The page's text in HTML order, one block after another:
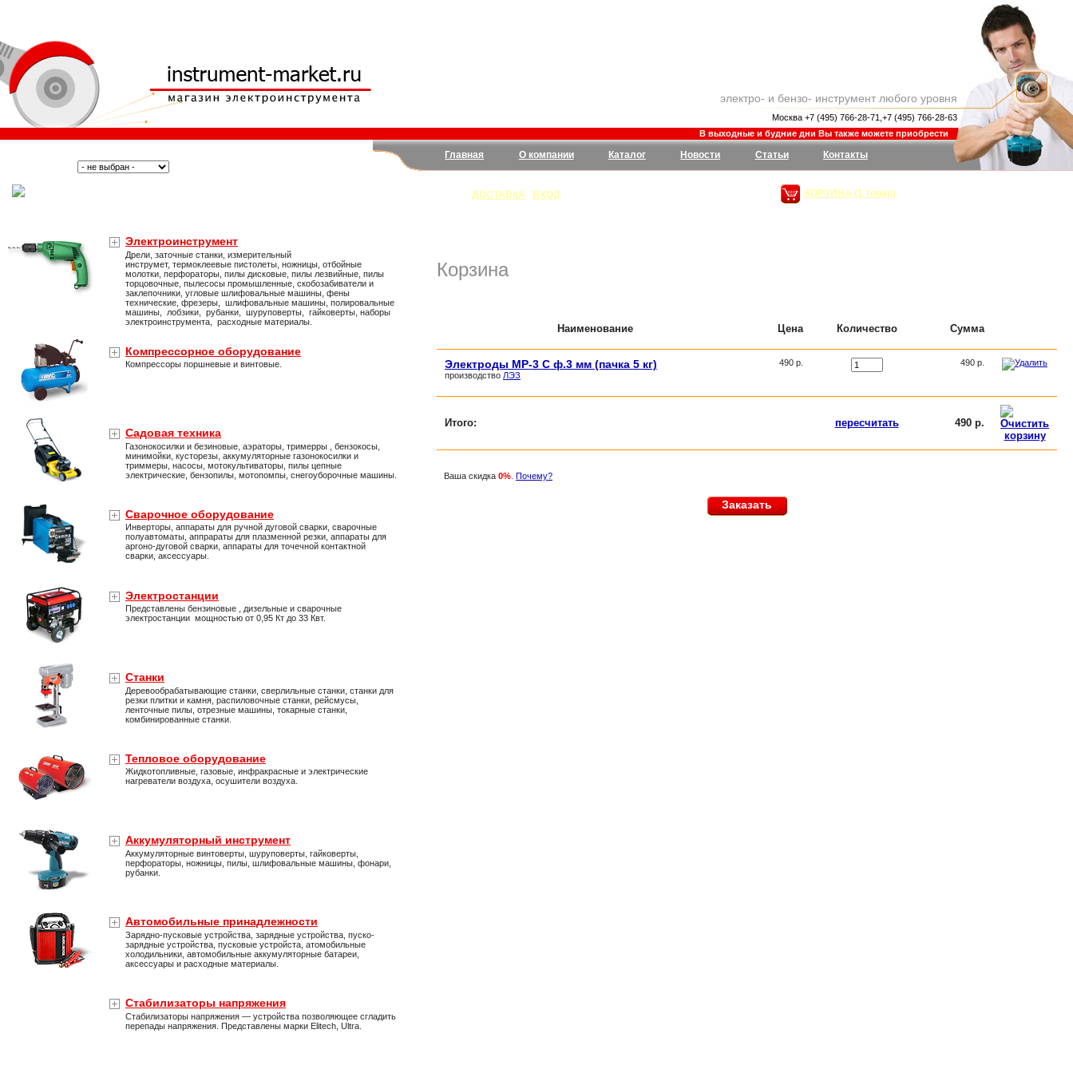
электро- и бензо- инструмент любого уровня
Москва +7 (495) 766-28-71,+7 (495) 766-28-63
В выходные и будние дни Вы также можете приобрести и заказать товар в
Главная О компании Каталог Новости Статьи Контакты
ДОСТАВКА ВХОД
КОРЗИНА (1 товар)
Электроинструмент
Дрели, заточные станки, измерительный
инструмет, термоклеевые пистолеты, ножницы, отбойные
молотки, перфораторы, пилы дисковые, пилы лезвийные, пилы
торцовочные, пылесосы промышленные, скобозабиватели и
заклепочники, угловые шлифовальные машины, фены
технические, фрезеры, шлифовальные машины, полировальные
машины, лобзики, рубанки, шуруповерты, гайковерты, наборы
электроинструмента, расходные материалы.
Компрессорное оборудование
Компрессоры поршневые и винтовые.
Садовая техника
Газонокосилки и безиновые, аэраторы, тримерры , бензокосы,
минимойки, кусторезы, аккумуляторные газонокосилки и
триммеры, насосы, мотокультиваторы, пилы цепные
электрические, бензопилы, мотопомпы, снегоуборочные машины.
Сварочное оборудование
Инверторы, аппараты для ручной дуговой сварки, сварочные
полуавтоматы, аппрараты для плазменной резки, аппараты для
аргоно-дуговой сварки, аппараты для точечной контактной
сварки, аксессуары.
Электростанции
Представлены бензиновые , дизельные и сварочные
электростанции мощностью от 0,95 Кт до 33 Квт.
Станки
Деревообрабатывающие станки, сверлильные станки, станки для
резки плитки и камня, распиловочные станки, рейсмусы,
ленточные пилы, отрезные машины, токарные станки,
комбинированные станки.
Тепловое оборудование
Жидкотопливные, газовые, инфракрасные и электрические
нагреватели воздуха, осушители воздуха.
Аккумуляторный инструмент
Аккумуляторные винтоверты, шуруповерты, гайковерты,
перфораторы, ножницы, пилы, шлифовальные машины, фонари,
рубанки.
Автомобильные принадлежности
Зарядно-пусковые устройства, зарядные устройства, пуско-
зарядные устройства, пусковые устройста, атомобильные
холодильники, автомобильные аккумуляторные батареи,
аксессуары и расходные материалы.
Стабилизаторы напряжения
Стабилизаторы напряжения — устройства позволяющее сгладить
перепады напряжения. Представлены марки Elitech, Ultra.
Корзина
Наименование Цена Количество Сумма
Электроды МР-3 С ф.3 мм (пачка 5 кг)
производство ЛЭЗ
490 р. 490 р.
Итого: пересчитать 490 р.
Ваша скидка 0% Почему?
Заказать